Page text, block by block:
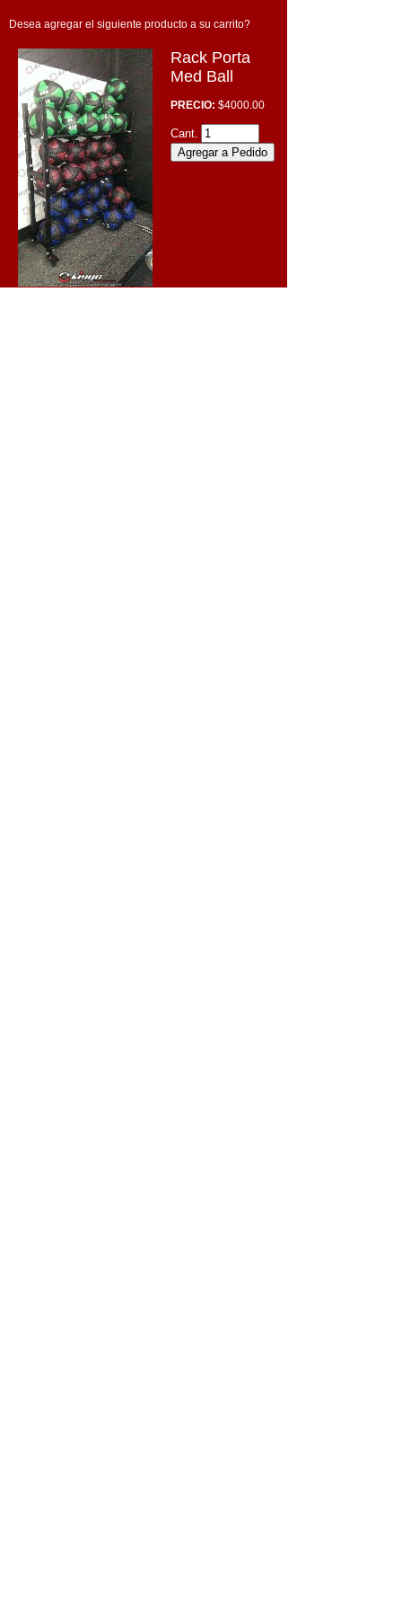
Desea agregar el siguiente producto a su carrito?
Rack Porta
Med Ball
PRECIO: $4000.00
Cant.